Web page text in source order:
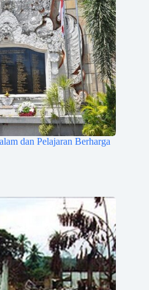
dan Pelajaran Berharga